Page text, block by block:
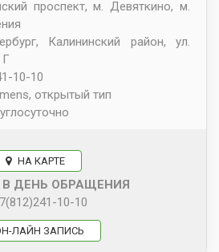
проспект, м. Девяткино, м.
, Калининский район, ул.
Г
10-10
открытый тип
НА КАРТЕ
ДЕНЬ ОБРАЩЕНИЯ
10-10
ЛАЙН ЗАПИСЬ